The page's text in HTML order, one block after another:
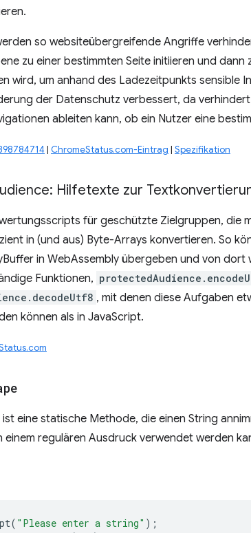
so websiteübergreifende Angriffe
zu einer bestimmten Seite initiieren und dann
wird, um anhand des Ladezeitpunkts sensible
der Datenschutz verbessert, da
ableiten kann, ob ein Nutzer eine
| ChromeStatus.com-Eintrag | Spezifikation
Hilfetexte zur
für geschützte Zielgruppen, die
in (und aus) Byte-Arrays konvertieren. So
in WebAssembly übergeben und von
Funktionen,
, mit denen diese Aufgaben
können als in JavaScript.
ist eine statische Methode, die einen String
einem regulären Ausdruck verwendet werden
( "Please enter a string" );